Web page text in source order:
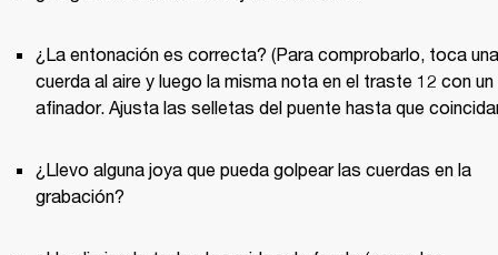
¿La entonación es correcta? (Para comprobarlo, toca una
cuerda al aire y luego la misma nota en el traste 12 con un
¿Llevo alguna joya que pueda golpear las cuerdas en la